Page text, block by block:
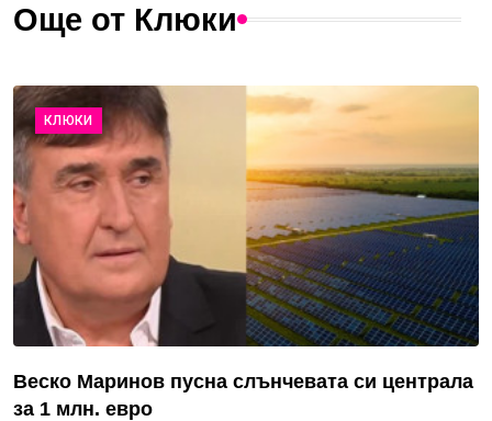
Още от Клюки
КЛЮКИ
Веско Маринов пусна слънчевата си централа
за 1 млн. евро